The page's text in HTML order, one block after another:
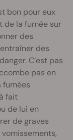
bon pour eux
de la fumée sur
des
des
C’est pas
pas en
fumées
fait
de lui en
de graves